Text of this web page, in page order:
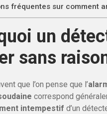
fréquentes sur comment
un
sans
que l’on pense que l’
correspond
intempestif d’un